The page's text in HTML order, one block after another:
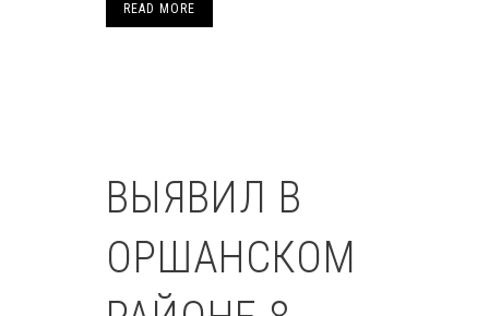
READ MORE
ВЫЯВИЛ В
ОРШАНСКОМ